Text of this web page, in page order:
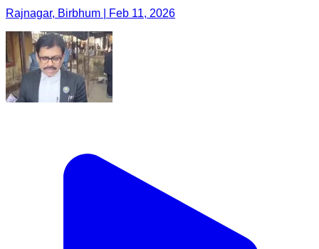
Rajnagar, Birbhum | Feb 11, 2026